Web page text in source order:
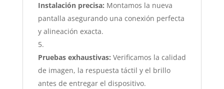
Instalación precisa: Montamos la nueva
pantalla asegurando una conexión perfecta
y alineación exacta.
Pruebas exhaustivas: Verificamos la calidad
de imagen, la respuesta táctil y el brillo
antes de entregar el dispositivo.